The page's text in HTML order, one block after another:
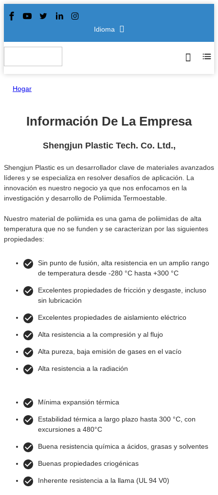
Idioma
Hogar
Información De La Empresa
Shengjun Plastic Tech. Co. Ltd.,
Shengjun Plastic es un desarrollador clave de materiales avanzados
líderes y se especializa en resolver desafíos de aplicación. La
innovación es nuestro negocio ya que nos enfocamos en la
investigación y desarrollo de Poliimida Termoestable.
Nuestro material de poliimida es una gama de poliimidas de alta
temperatura que no se funden y se caracterizan por las siguientes
propiedades:
Sin punto de fusión, alta resistencia en un amplio rango
de temperatura desde -280 °C hasta +300 °C
Excelentes propiedades de fricción y desgaste, incluso
sin lubricación
Excelentes propiedades de aislamiento eléctrico
Alta resistencia a la compresión y al flujo
Alta pureza, baja emisión de gases en el vacío
Alta resistencia a la radiación
Mínima expansión térmica
Estabilidad térmica a largo plazo hasta 300 °C, con
excursiones a 480°C
Buena resistencia química a ácidos, grasas y solventes
Buenas propiedades criogénicas
Inherente resistencia a la llama (UL 94 V0)